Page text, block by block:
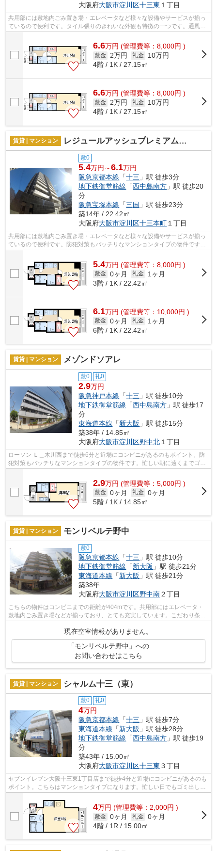
大阪府大阪市淀川区十三東 １丁目
共用部には敷地内ごみ置き場・エレベータなど様々な設備やサービスが揃っ
ているので便利です。タイル張りのきれいな外観も特徴の一つです。通風良
好な条件は健康面でも大切です。そん...
6.6万円 (管理費等：8,000円 )
敷金 2万円 礼金
10万円
4階 / 1K / 27.15㎡
6.6万円 (管理費等：8,000円 )
敷金 2万円 礼金
10万円
4階 / 1K / 27.15㎡
賃貸 | マンション レジュールアッシュプレミアムツイン-1
敷0
5.4万円～6.1万円
阪急京都本線 「十三 」駅 徒歩3分
地下鉄御堂筋線 「西中島南方 」駅 徒歩20
分
阪急宝塚本線 「三国 」駅 徒歩23分
築14年 / 22.42㎡
大阪府大阪市淀川区十三本町１丁目
共用部には敷地内ごみ置き場・エレベータなど様々な設備やサービスが揃っ
ているので便利です。防犯対策もバッチリなマンションタイプの物件です。
5.4万円 (管理費等：8,000円 )
敷金 0ヶ月 礼金
1ヶ月
3階 / 1K / 22.42㎡
6.1万円 (管理費等：10,000円 )
敷金 0ヶ月 礼金
1ヶ月
6階 / 1K / 22.42㎡
賃貸 | マンション メゾンドソアレ
敷0 礼0
2.9万円
阪急神戸本線 「十三 」駅 徒歩10分
地下鉄御堂筋線 「西中島南方 」駅 徒歩17
分
東海道本線 「新大阪 」駅 徒歩15分
築38年 / 14.85㎡
大阪府大阪市淀川区野中北 １丁目
ローソン Ｌ＿木川西まで徒歩6分と近場にコンビニがあるのもポイント。防
犯対策もバッチリなマンションタイプの物件です。忙しい朝に遠くまでゴミ
2.9万円 (管理費等：5,000円 )
敷金 0ヶ月 礼金 0ヶ月
5階 / 1K / 14.85㎡
賃貸 | マンション モンリベルテ野中
敷0
阪急京都本線 「十三 」駅 徒歩10分
地下鉄御堂筋線 「新大阪 」駅 徒歩21分
東海道本線 「新大阪 」駅 徒歩21分
築38年
大阪府大阪市淀川区野中南２丁目
こちらの物件はコンビニまでの距離が404mです。共用部にはエレベータ・
敷地内ごみ置き場などが揃っており、とても充実しています。こだわり条
件、通風良好のシンプルな作りのマンショ...
現在空室情報がありません。
「モンリベルテ野中」への
お問い合わせはこちら
賃貸 | マンション シャルム十三（東）
敷0 礼0
4万円
阪急京都本線 「十三 」駅 徒歩7分
東海道本線 「新大阪 」駅 徒歩28分
地下鉄御堂筋線 「西中島南方 」駅 徒歩19
分
築43年 / 15.00㎡
大阪府大阪市淀川区十三東 ３丁目
セブンイレブン大阪十三東1丁目店まで徒歩4分と近場にコンビニがあるのも
ポイント。こちらはマンションタイプになります。忙しい日でもゴミ出しを
4万円 (管理費等：2,000円 )
敷金 0ヶ月 礼金 0ヶ月
4階 / 1R / 15.00㎡